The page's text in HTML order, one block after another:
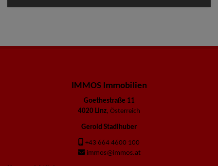
IMMOS Immobilien
Goethestraße 11
4020 Linz, Österreich
Gerold Stadlhuber
+43 664 4600 100
immos@immos.at